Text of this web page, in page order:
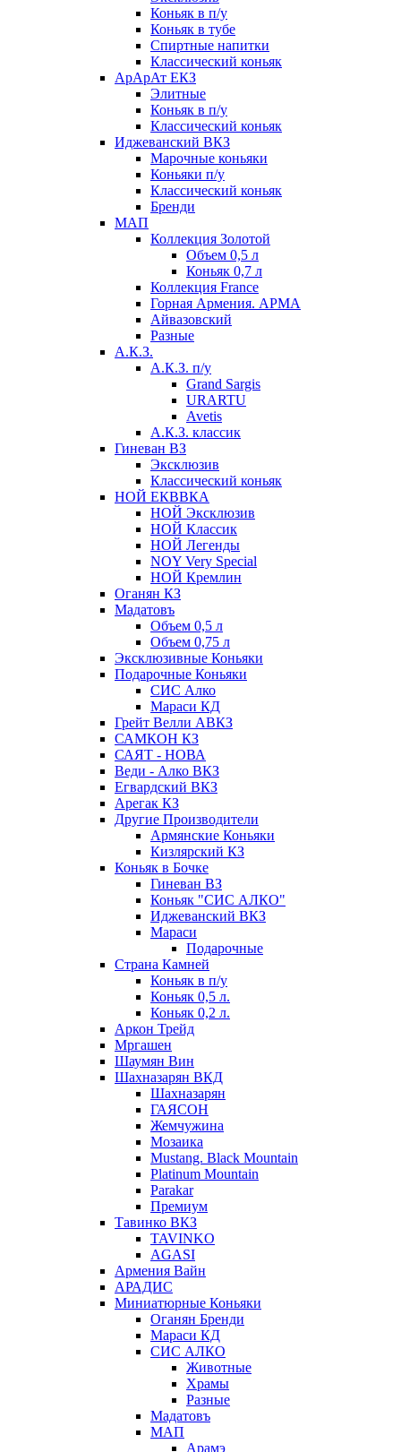
Коньяк в п/у
Коньяк в тубе
Спиртные напитки
Классический коньяк
АрАрАт ЕКЗ
Элитные
Коньяк в п/у
Классический коньяк
Иджеванский ВКЗ
Марочные коньяки
Коньяки п/у
Классический коньяк
Бренди
МАП
Коллекция Золотой
Объем 0,5 л
Коньяк 0,7 л
Коллекция France
Горная Армения. АРМА
Айвазовский
Разные
А.К.З.
А.К.З. п/у
Grand Sargis
URARTU
Avetis
А.К.З. классик
Гиневан ВЗ
Эксклюзив
Классический коньяк
НОЙ ЕКВВКА
НОЙ Эксклюзив
НОЙ Классик
НОЙ Легенды
NOY Very Speсial
НОЙ Кремлин
Оганян КЗ
Мадатовъ
Объем 0,5 л
Объем 0,75 л
Эксклюзивные Коньяки
Подарочные Коньяки
СИС Алко
Мараси КД
Грейт Велли АВКЗ
САМКОН КЗ
САЯТ - НОВА
Веди - Алко ВКЗ
Егвардский ВКЗ
Арегак КЗ
Другие Производители
Армянские Коньяки
Кизлярский КЗ
Коньяк в Бочке
Гиневан ВЗ
Коньяк "СИС АЛКО"
Иджеванский ВКЗ
Мараси
Подарочные
Страна Камней
Коньяк в п/у
Коньяк 0,5 л.
Коньяк 0,2 л.
Аркон Трейд
Мргашен
Шаумян Вин
Шахназарян ВКД
Шахназарян
ГАЯСОН
Жемчужина
Мозаика
Mustang. Black Mountain
Platinum Mountain
Parakar
Премиум
Тавинко ВКЗ
TAVINKO
AGASI
Армения Вайн
АРАДИС
Миниатюрные Коньяки
Оганян Бренди
Мараси КД
СИС АЛКО
Животные
Храмы
Разные
Мадатовъ
МАП
Арамэ